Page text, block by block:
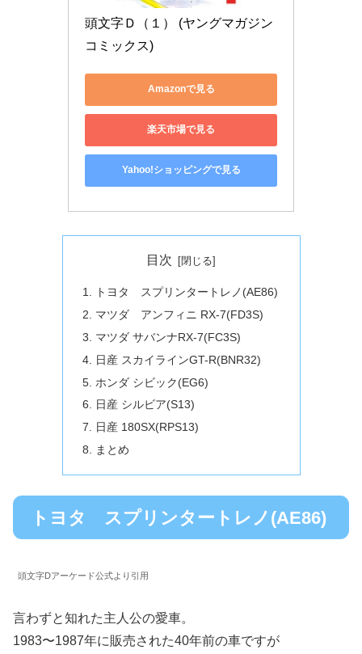
頭文字Ｄ（１） (ヤングマガジン
コミックス)
Amazonで見る
楽天市場で見る
Yahoo!ショッピングで見る
目次
トヨタ スプリンタートレノ(AE86)
マツダ アンフィニ RX-7(FD3S)
マツダ サバンナRX-7(FC3S)
日産 スカイラインGT-R(BNR32)
ホンダ シビック(EG6)
日産 シルビア(S13)
日産 180SX(RPS13)
まとめ
トヨタ スプリンタートレノ(AE86)
頭文字Dアーケード公式より引用
言わずと知れた主人公の愛車。
1983〜1987年に販売された40年前の車ですが